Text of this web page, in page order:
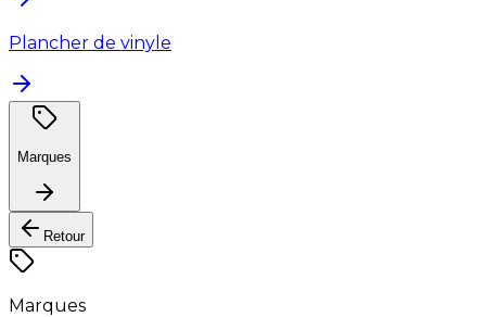
Plancher de vinyle
Marques
Retour
Marques